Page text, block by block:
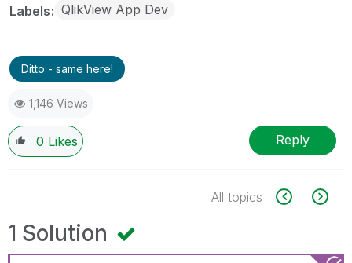
Labels QlikView App Dev
Ditto - same here!
1,146 Views
0 Likes Reply
All topics
1 Solution